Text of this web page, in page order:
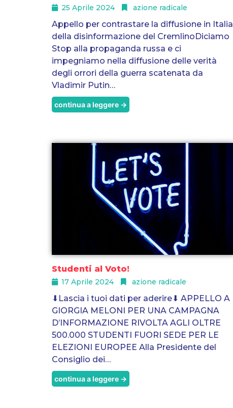
25 Aprile 2024 azione radicale
Appello per contrastare la diffusione in Italia
della disinformazione del CremlinoDiciamo
Stop alla propaganda russa e ci
impegniamo nella diffusione delle verità
degli orrori della guerra scatenata da
Vladimir Putin…
continua a leggere →
Studenti al Voto!
17 Aprile 2024 azione radicale
⬇Lascia i tuoi dati per aderire⬇ APPELLO A
GIORGIA MELONI PER UNA CAMPAGNA
D’INFORMAZIONE RIVOLTA AGLI OLTRE
500.000 STUDENTI FUORI SEDE PER LE
ELEZIONI EUROPEE Alla Presidente del
Consiglio dei…
continua a leggere →